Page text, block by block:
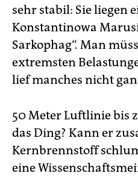
sehr stabil: Sie liegen
Konstantinowa
Sarkophag“. Man
extremsten
lief manches nicht
50 Meter Luftlinie bis
das Ding? Kann er
Kernbrennstoff
eine